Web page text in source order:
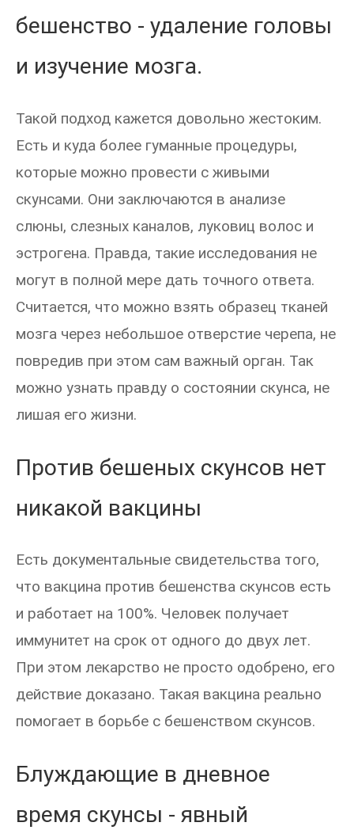
бешенство - удаление головы
и изучение мозга.
Такой подход кажется довольно жестоким.
Есть и куда более гуманные процедуры,
которые можно провести с живыми
скунсами. Они заключаются в анализе
слюны, слезных каналов, луковиц волос и
эстрогена. Правда, такие исследования не
могут в полной мере дать точного ответа.
Считается, что можно взять образец тканей
мозга через небольшое отверстие черепа, не
повредив при этом сам важный орган. Так
можно узнать правду о состоянии скунса, не
лишая его жизни.
Против бешеных скунсов нет
никакой вакцины
Есть документальные свидетельства того,
что вакцина против бешенства скунсов есть
и работает на 100%. Человек получает
иммунитет на срок от одного до двух лет.
При этом лекарство не просто одобрено, его
действие доказано. Такая вакцина реально
помогает в борьбе с бешенством скунсов.
Блуждающие в дневное
время скунсы - явный